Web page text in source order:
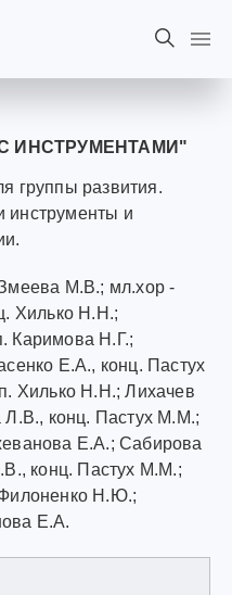
ИНСТРУМЕНТАМИ"
группы развития.
инструменты и
М.В.; мл.хор -
Хилько Н.Н.;
Каримова Н.Г.;
Е.А., конц. Пастух
Хилько Н.Н.; Лихачев
Л.В., конц. Пастух М.М.;
Е.А.; Сабирова
конц. Пастух М.М.;
Н.Ю.;
Е.А.